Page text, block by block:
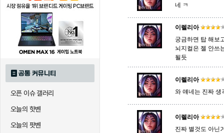
공통 커뮤니티
오픈 이슈 갤러리
오늘의 핫벤
오늘의 팟벤
네 ㅋ
이렐리아
궁금하면 탑 해보
뇌지컬은 젤 안쓰
될듯
이렐리아
와 얘네는 진짜 생
이렐리아
진짜 별것도 아닌